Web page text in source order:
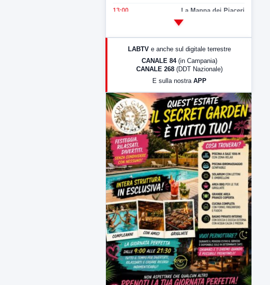
13:00 La Mappa dei Piaceri
LabNews (Diretta)
23:00 LabNews (replica)
LABTV e anche sul digitale terrestre
CANALE 84 (in Campania)
CANALE 268 (DDT Nazionale)
E sulla nostra APP